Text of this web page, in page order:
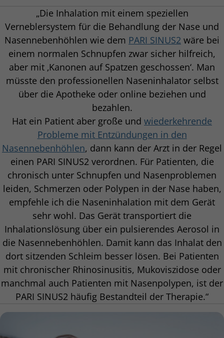
„Die Inhalation mit einem speziellen
Verneblersystem für die Behandlung der Nase und
Nasennebenhöhlen wie dem PARI SINUS2 wäre bei
einem normalen Schnupfen zwar sicher hilfreich,
aber mit ‚Kanonen auf Spatzen geschossen‘. Man
müsste den professionellen Naseninhalator selbst
über die Apotheke oder online beziehen und
bezahlen.
Hat ein Patient aber große und wiederkehrende
Probleme mit Entzündungen in den
Nasennebenhöhlen, dann kann der Arzt in der Regel
einen PARI SINUS2 verordnen. Für Patienten, die
chronisch unter Schnupfen und Nasenproblemen
leiden, Schmerzen oder Polypen in der Nase haben,
empfehle ich die Naseninhalation mit dem Gerät
sehr wohl. Das Gerät transportiert die
Inhalationslösung über ein pulsierendes Aerosol in
die Nasennebenhöhlen. Damit kann das Inhalat den
dort sitzenden Schleim besser lösen. Bei Patienten
mit chronischer Rhinosinusitis, Mukoviszidose oder
manchmal auch Patienten mit Nasenpolypen, ist der
PARI SINUS2 häufig Bestandteil der Therapie.“